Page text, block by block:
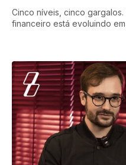
Cinco níveis, cinco
financeiro está evoluindo